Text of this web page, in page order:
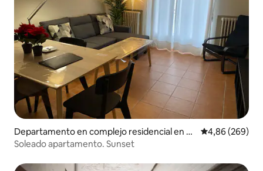
Departamento en complejo residencial en Se
govia
Calificación
4,86 (269)
Soleado apartamento. Sunset